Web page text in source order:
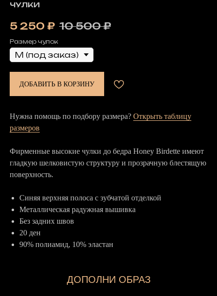
ЧУЛКИ
5 250 ₽ 10 500 ₽
Размер чулок
ДОБАВИТЬ В КОРЗИНУ
Нужна помощь по подбору размера? Открыть таблицу
размеров
Фирменные высокие чулки до бедра Honey Birdette имеют
гладкую шелковистую структуру и прозрачную блестящую
поверхность.
Синяя верхняя полоса с зубчатой отделкой
Металлическая радужная вышивка
Без задних швов
20 ден
90% полиамид, 10% эластан
ДОПОЛНИ ОБРАЗ